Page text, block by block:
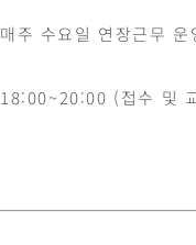
매주 수요일 연장근무 운
18:00~20:00 (접수 및